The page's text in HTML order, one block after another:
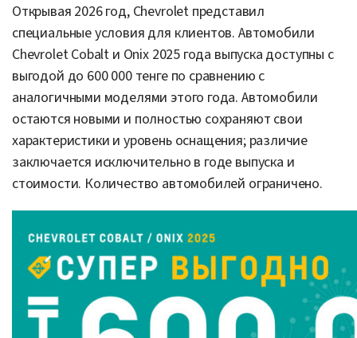
Открывая 2026 год, Chevrolet представил
специальные условия для клиентов. Автомобили
Chevrolet Cobalt и Onix 2025 года выпуска доступны с
выгодой до 600 000 тенге по сравнению с
аналогичными моделями этого года. Автомобили
остаются новыми и полностью сохраняют свои
характеристики и уровень оснащения; различие
заключается исключительно в годе выпуска и
стоимости. Количество автомобилей ограничено.